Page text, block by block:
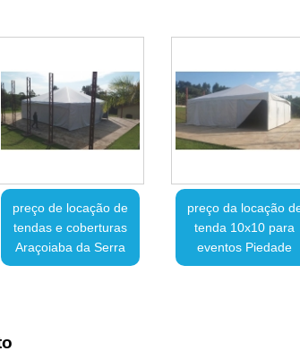
preço de locação de
tendas e coberturas
Araçoiaba da Serra
preço da locação
tenda 10x10 para
eventos Piedade